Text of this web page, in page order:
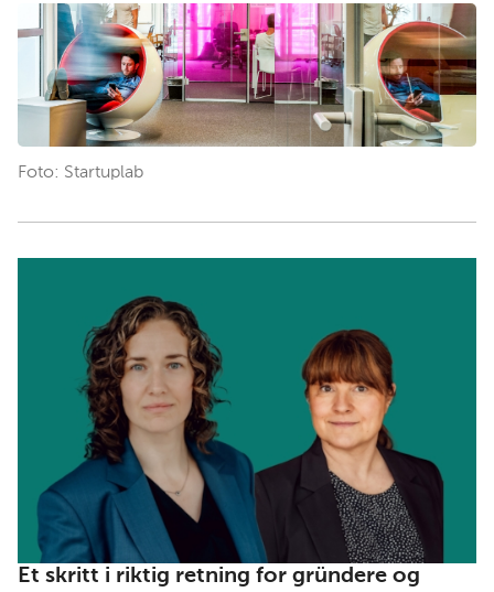
Foto: Startuplab
Et skritt i riktig retning for gründere og